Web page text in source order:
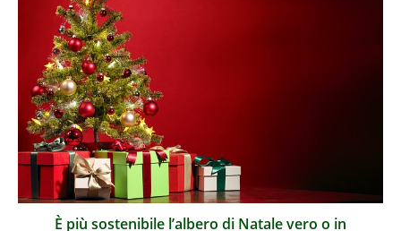
È più sostenibile l’albero di Natale vero o in